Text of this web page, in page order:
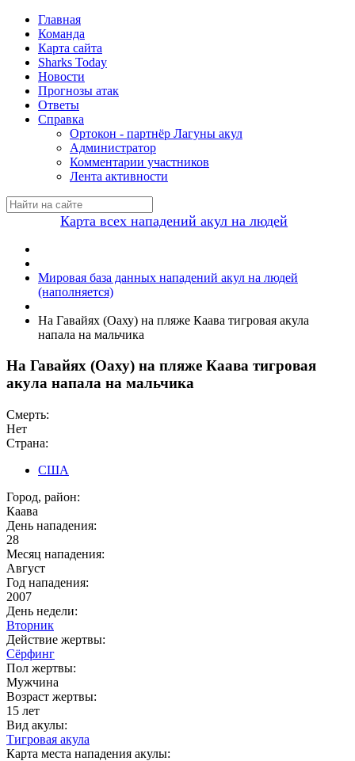
Главная
Команда
Карта сайта
Sharks Today
Новости
Прогнозы атак
Ответы
Справка
Ортокон - партнёр Лагуны акул
Администратор
Комментарии участников
Лента активности
Карта всех нападений акул на людей
Мировая база данных нападений акул на людей
(наполняется)
На Гавайях (Оаху) на пляже Каава тигровая акула
напала на мальчика
На Гавайях (Оаху) на пляже Каава тигровая
акула напала на мальчика
Смерть:
Нет
Страна:
США
Город, район:
Каава
День нападения:
28
Месяц нападения:
Август
Год нападения:
2007
День недели:
Вторник
Действие жертвы:
Сёрфинг
Пол жертвы:
Мужчина
Возраст жертвы:
15 лет
Вид акулы:
Тигровая акула
Карта места нападения акулы: